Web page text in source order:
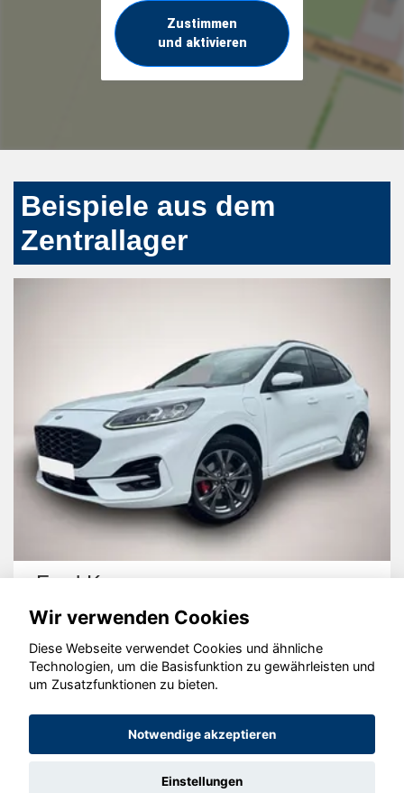
Zustimmen
und aktivieren
Beispiele aus dem
Zentrallager
Ford Kuga
© konjunkturmotor.de GmbH 2020 - 2026
Wir verwenden Cookies
Diese Webseite verwendet Cookies und ähnliche
Technologien, um die Basisfunktion zu gewährleisten und
um Zusatzfunktionen zu bieten.
Notwendige akzeptieren
Einstellungen